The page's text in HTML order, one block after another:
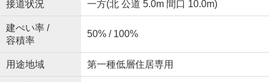
接道状況 一方(北 公道 5.0m 間口 10.0m)
建ぺい率 /
容積率
50% / 100%
用途地域 第一種低層住居専用